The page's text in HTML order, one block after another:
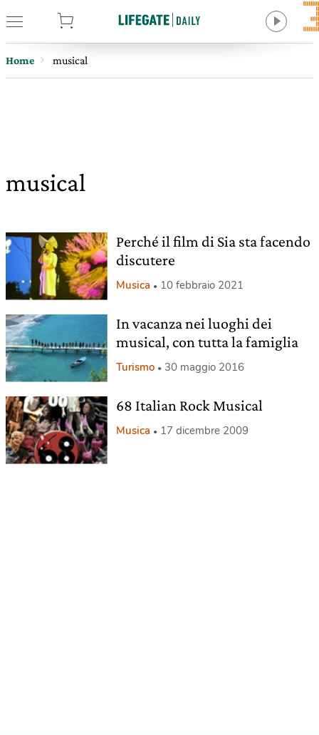
Home musical
musical
Perché il film di Sia sta facendo
discutere
Musica 10 febbraio 2021
In vacanza nei luoghi dei
musical, con tutta la famiglia
Turismo 30 maggio 2016
68 Italian Rock Musical
Musica 17 dicembre 2009